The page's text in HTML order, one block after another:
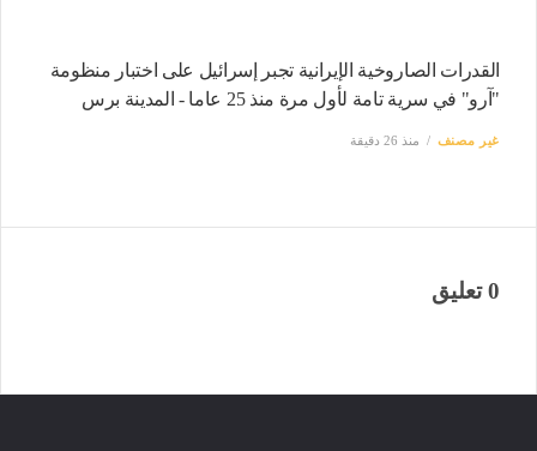
القدرات الصاروخية الإيرانية تجبر إسرائيل على اختبار منظومة
"آرو" في سرية تامة لأول مرة منذ 25 عاما - المدينة برس
غير مصنف منذ 26 دقيقة
0 تعليق